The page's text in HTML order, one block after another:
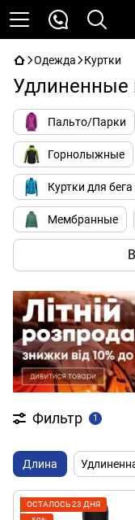
Одежда Куртки
Удлиненные
Пальто/Парки
Горнолыжные
Куртки для бега
Мембранные
Для
Фильтр 1
Длина
ОСТАЛОСЬ 23 ДНЯ